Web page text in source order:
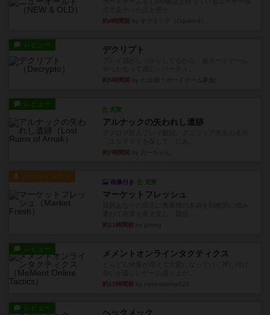
約4時間前
レビュー デクリプト
約5時間前
レビュー
充実
アルナックの失われし遺跡
約7時間前
ルール/インスト
画像付き 充実
マーケットフレッシュ
約11時間前
レビュー メメントオンラインタクティクス
約12時間前
レビュー ヘックメック